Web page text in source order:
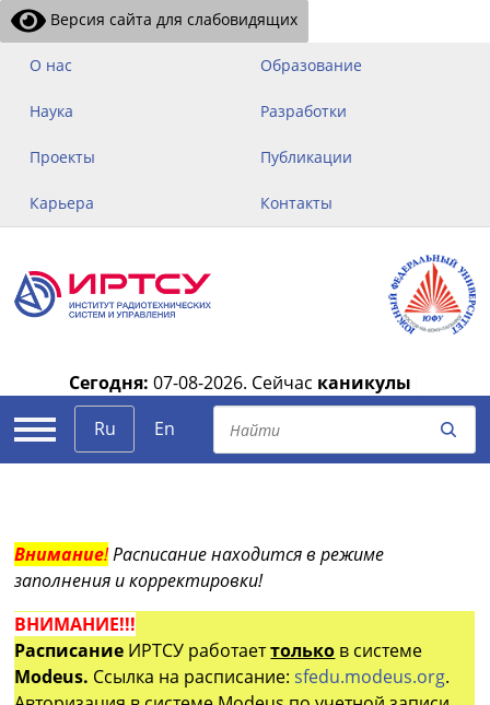
Версия сайта для слабовидящих
О нас Образование
Наука Разработки
Проекты Публикации
Карьера Контакты
Сегодня: 07-08-2026. Сейчас каникулы
Ru
En
Внимание!Расписание находится в режиме
заполнения и корректировки!
ВНИМАНИЕ!!!
Расписание ИРТСУ работаеттолько в системе
Modeus. Ссылка на расписание:sfedu.modeus.org.